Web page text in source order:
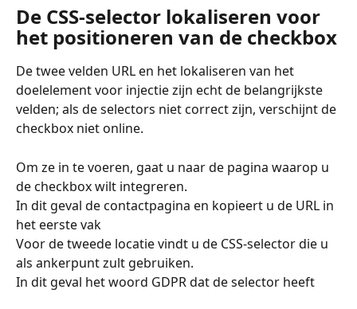
De CSS-selector lokaliseren voor
het positioneren van de checkbox
De twee velden URL en het lokaliseren van het
doelelement voor injectie zijn echt de belangrijkste
velden; als de selectors niet correct zijn, verschijnt de
checkbox niet online.
Om ze in te voeren, gaat u naar de pagina waarop u
de checkbox wilt integreren.
In dit geval de contactpagina en kopieert u de URL in
het eerste vak
Voor de tweede locatie vindt u de CSS-selector die u
als ankerpunt zult gebruiken.
In dit geval het woord GDPR dat de selector heeft